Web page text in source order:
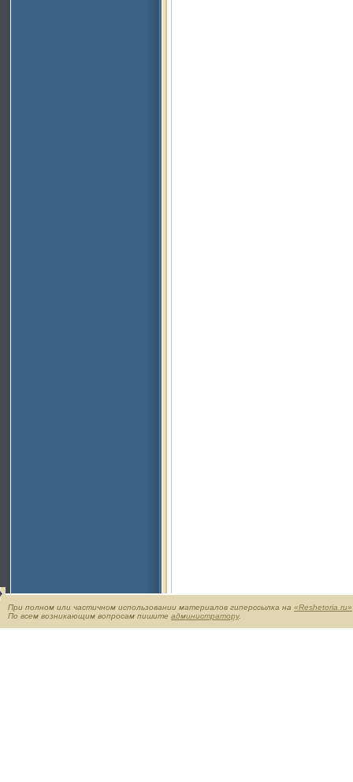
При полном или частичном использовании материалов гиперссылка на «Reshetoria.ru»
По всем возникающим вопросам пишите администратору.